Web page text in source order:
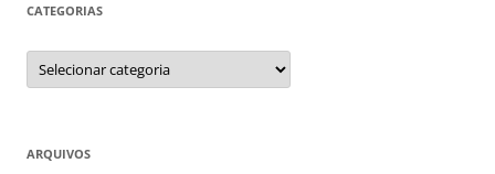
CATEGORIAS
Categorias
ARQUIVOS